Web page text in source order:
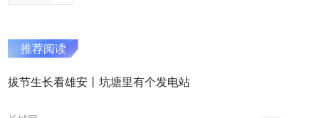
推荐阅读
拔节生长看雄安丨坑塘里有个发电站